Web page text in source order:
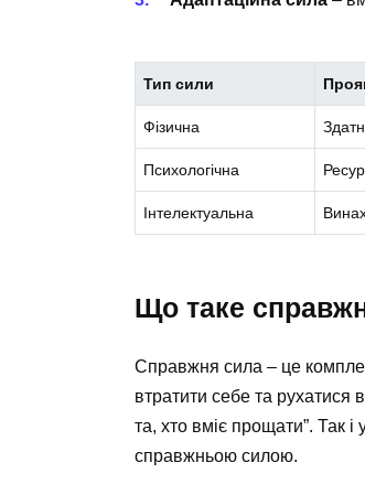
Тип сили
Фізична
Психологічна
Інтелектуальна
Що таке
Справжня сила – це
втратити себе та
та, хто вміє прощати”. Так
справжньою силою.